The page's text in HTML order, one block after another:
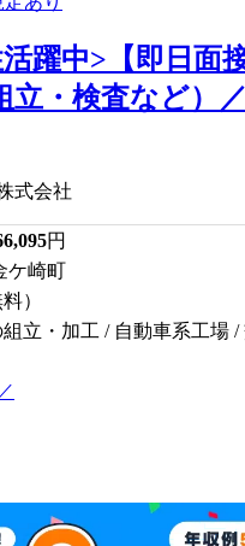
躍中>【即日面
立・検査など）
式会社
円
ケ崎町
）
立・加工 / 自動車系工場 /